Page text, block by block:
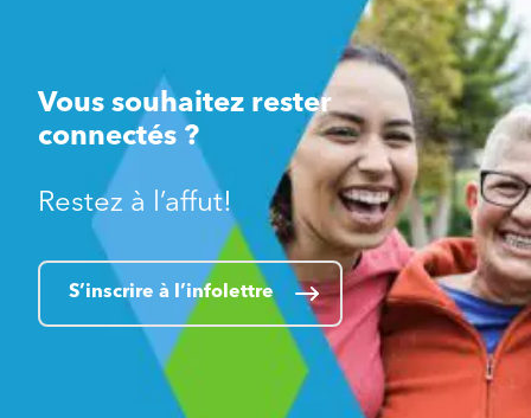
Vous souhaitez rester
connectés ?
Restez à l’affut!
S’inscrire à l’infolettre